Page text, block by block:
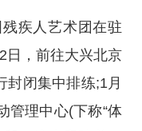
疾人艺术团在驻
日，前往大兴北京
封闭集中排练;1月
管理中心(下称“体